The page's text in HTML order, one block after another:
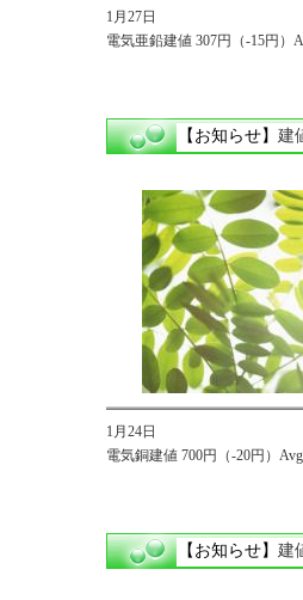
1月27日
電気亜鉛建値 307円（-15円）
【お知らせ】 建
1月24日
電気銅建値 700円（-20円）
【お知らせ】 建